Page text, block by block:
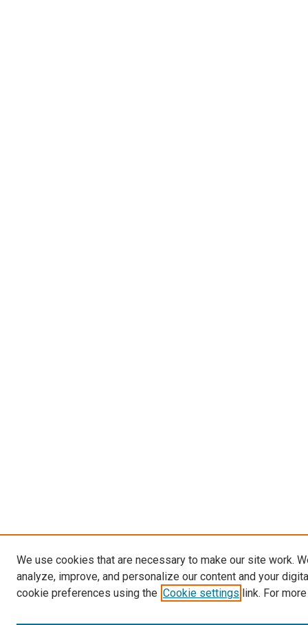
We use cookies that are necessary to make our site work.
analyze, improve, and personalize our content and your
cookie preferences using the Cookie settings link. For